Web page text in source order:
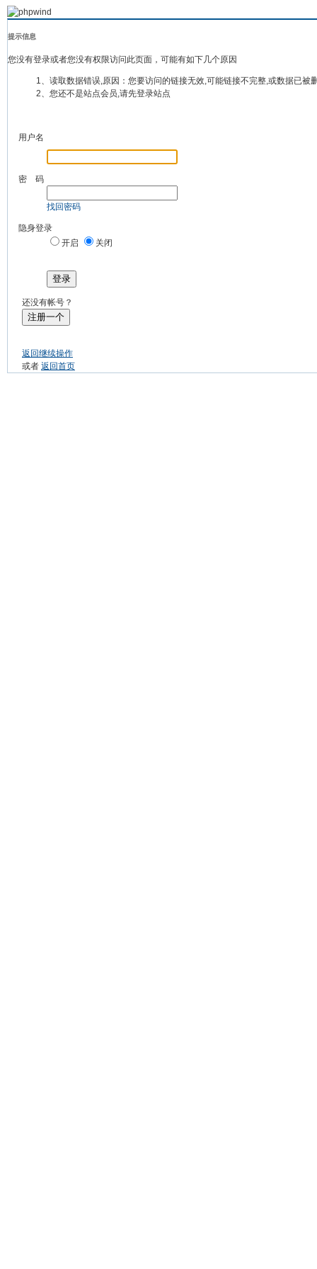
提示信息
您没有登录或者您没有权限访问此页面，可能有如下几个原因
1、读取数据错误,原因：您要访问的链接无效,可能链接不完整,或数据已被
2、您还不是站点会员,请先登录站点
用户名
密 码
找回密码
隐身登录
开启
关闭
登录
还没有帐号？
注册一个
返回继续操作
或者 返回首页